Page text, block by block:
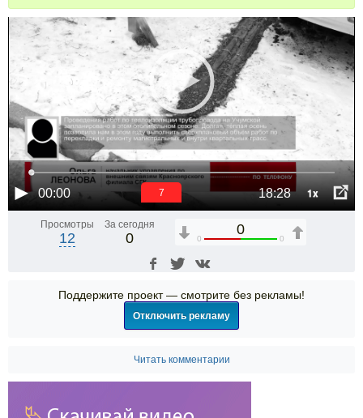
00:00 18:28 1x
6
Просмотры
12
За сегодня
0
0
0 0
Поддержите проект — смотрите без рекламы!
Отключить рекламу
Читать комментарии